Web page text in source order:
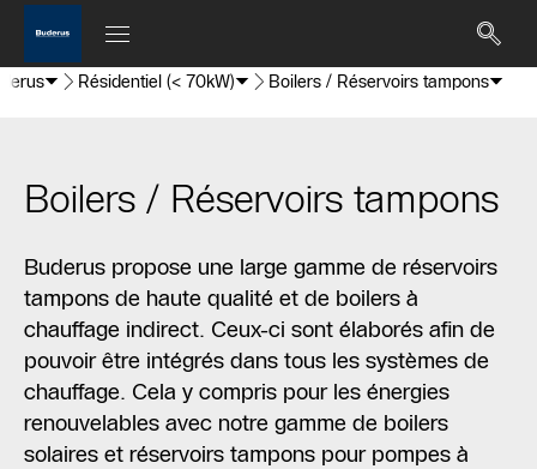
Résidentiel (< 70kW) Boilers / Réservoirs tampons
Boilers / Réservoirs tampons
Buderus propose une large gamme de réservoirs
tampons de haute qualité et de boilers à
chauffage indirect. Ceux-ci sont élaborés afin de
pouvoir être intégrés dans tous les systèmes de
chauffage. Cela y compris pour les énergies
renouvelables avec notre gamme de boilers
solaires et réservoirs tampons pour pompes à